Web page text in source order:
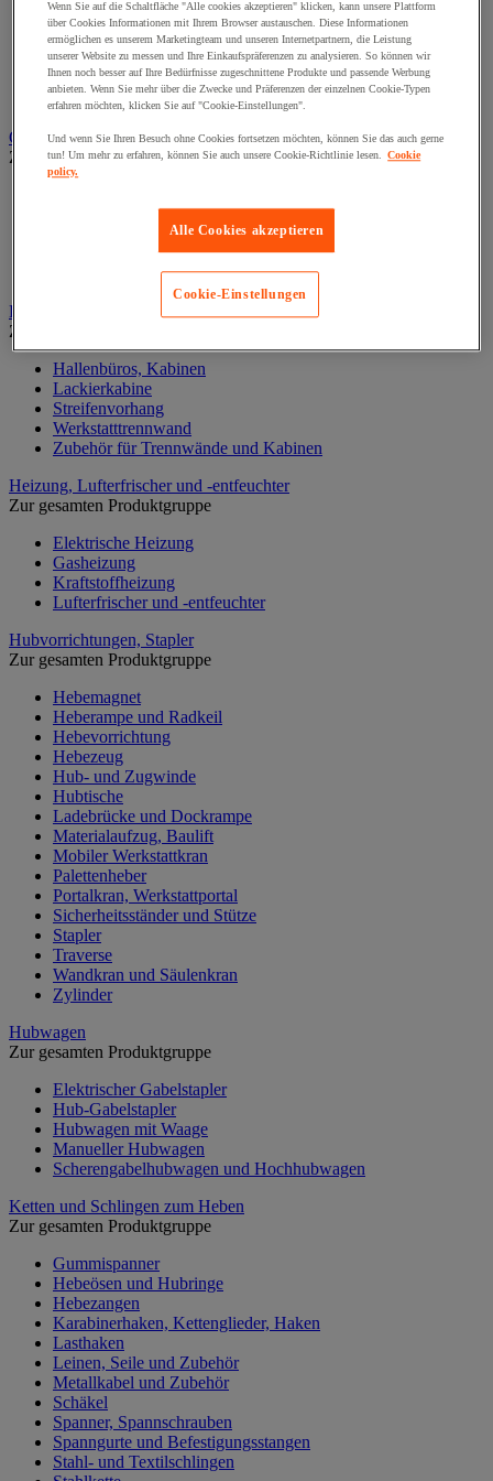
Fördertisch mit Rollen
Kugelfördertisch
Motorbetriebener Bandbeförderer mit Rollen
Palettenbeförderer
Zubehör für Förderanlagen
Garderobe
Zur gesamten Produktgruppe
Schränke für IT Geräte und Post
Spezielle Schränke und Ablagen
Spinde mit 1 Tür
Spinde mit mehreren Fächern
Hallenbüros, Kabinen und Trennwände
Zur gesamten Produktgruppe
Hallenbüros, Kabinen
Lackierkabine
Streifenvorhang
Werkstatttrennwand
Zubehör für Trennwände und Kabinen
Heizung, Lufterfrischer und -entfeuchter
Zur gesamten Produktgruppe
Elektrische Heizung
Gasheizung
Kraftstoffheizung
Lufterfrischer und -entfeuchter
Hubvorrichtungen, Stapler
Zur gesamten Produktgruppe
Hebemagnet
Heberampe und Radkeil
Hebevorrichtung
Hebezeug
Hub- und Zugwinde
Hubtische
Ladebrücke und Dockrampe
Materialaufzug, Baulift
Mobiler Werkstattkran
Palettenheber
Portalkran, Werkstattportal
Sicherheitsständer und Stütze
Stapler
Traverse
Wandkran und Säulenkran
Zylinder
Hubwagen
Zur gesamten Produktgruppe
Elektrischer Gabelstapler
Hub-Gabelstapler
Hubwagen mit Waage
Manueller Hubwagen
Scherengabelhubwagen und Hochhubwagen
Ketten und Schlingen zum Heben
Zur gesamten Produktgruppe
Gummispanner
Hebeösen und Hubringe
Hebezangen
Karabinerhaken, Kettenglieder, Haken
Lasthaken
Leinen, Seile und Zubehör
Metallkabel und Zubehör
Schäkel
Spanner, Spannschrauben
Spanngurte und Befestigungsstangen
Stahl- und Textilschlingen
Wenn Sie auf die Schaltfläche "Alle cookies akzeptieren" klicken, kann unsere Plattform
über Cookies Informationen mit Ihrem Browser austauschen. Diese Informationen
ermöglichen es unserem Marketingteam und unseren Internetpartnern, die Leistung
unserer Website zu messen und Ihre Einkaufspräferenzen zu analysieren. So können wir
Ihnen noch besser auf Ihre Bedürfnisse zugeschnittene Produkte und passende Werbung
anbieten. Wenn Sie mehr über die Zwecke und Präferenzen der einzelnen Cookie-Typen
erfahren möchten, klicken Sie auf "Cookie-Einstellungen".
Und wenn Sie Ihren Besuch ohne Cookies fortsetzen möchten, können Sie das auch gerne
tun! Um mehr zu erfahren, können Sie auch unsere Cookie-Richtlinie lesen.
Cookie
policy.
Alle Cookies akzeptieren
Cookie-Einstellungen